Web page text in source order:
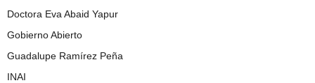
Doctora Eva Abaid Yapur
Gobierno Abierto
Guadalupe Ramírez Peña
INAI